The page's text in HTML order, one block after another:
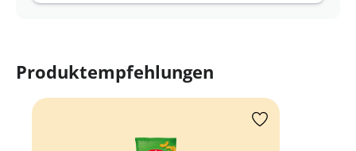
Produktempfehlungen
Produktgalerie überspringen